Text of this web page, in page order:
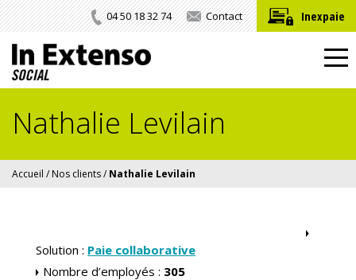
04 50 18 32 74 Contact Inexpaie
Nathalie Levilain
Accueil / Nos clients/ Nathalie Levilain
Solution : Paie collaborative
Nombre d’employés : 305